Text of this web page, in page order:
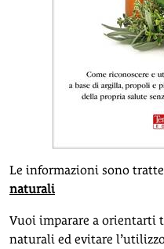
Le informazioni sono
naturali
Vuoi imparare a orientarti
naturali ed evitare